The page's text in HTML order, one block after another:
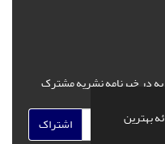
بهترین
در خبرنامه نشریه مشترک
اشتراک